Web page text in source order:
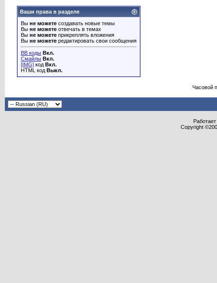
Ваши права в разделе
Вы не можете создавать новые темы
Вы не можете отвечать в темах
Вы не можете прикреплять вложения
Вы не можете редактировать свои сообщения
BB коды Вкл.
Смайлы Вкл.
[IMG] код Вкл.
HTML код Выкл.
Часовой
Copyright